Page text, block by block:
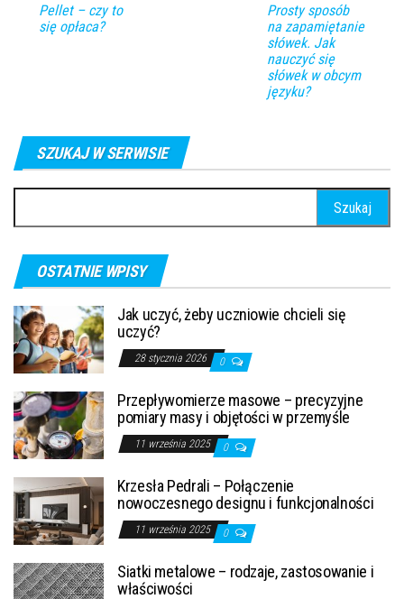
Pellet – czy to
się opłaca?
Prosty sposób
na zapamiętanie
słówek. Jak
nauczyć się
słówek w obcym
języku?
SZUKAJ W SERWISIE
OSTATNIE WPISY
Jak uczyć, żeby uczniowie chcieli się
uczyć?
28 stycznia 2026 0
Przepływomierze masowe – precyzyjne
pomiary masy i objętości w przemyśle
11 września 2025 0
Krzesła Pedrali – Połączenie
nowoczesnego designu i funkcjonalności
11 września 2025 0
Siatki metalowe – rodzaje, zastosowanie i
właściwości